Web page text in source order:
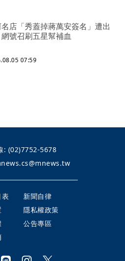
店「秀蓋掉蔣萬安簽名」遭出
號召刷五星幫補血
07:59
: (02)7752-5678
表
新聞自律
隱私權政策
公告專區